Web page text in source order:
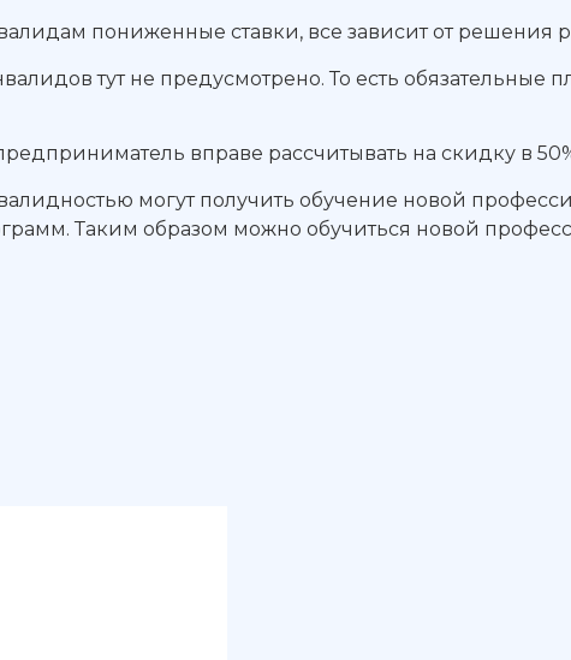
пониженные ставки, все зависит от решения
тут не предусмотрено. То есть
вправе рассчитывать на скидку в 50%
могут получить обучение новой
Таким образом можно обучиться новой